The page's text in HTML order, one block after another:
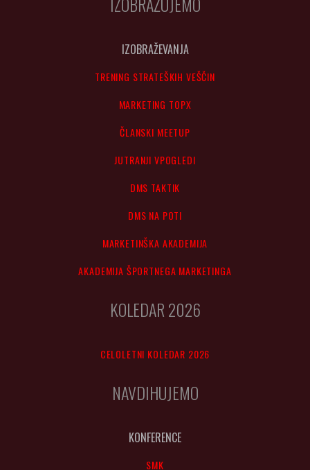
IZOBRAŽEVANJA
TRENING STRATEŠKIH VEŠČIN
MARKETING TOPX
ČLANSKI MEETUP
JUTRANJI VPOGLEDI
DMS TAKTIK
DMS NA POTI
MARKETINŠKA AKADEMIJA
AKADEMIJA ŠPORTNEGA MARKETINGA
KOLEDAR 2026
CELOLETNI KOLEDAR 2026
NAVDIHUJEMO
KONFERENCE
SMK